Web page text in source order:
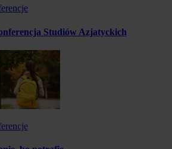
Studiów Azjatyckich